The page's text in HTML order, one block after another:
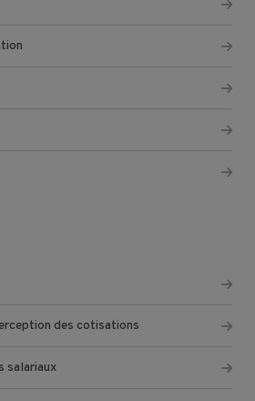
des cotisations
salariaux